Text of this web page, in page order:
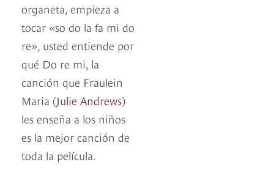
organeta, empieza a
tocar «so do la fa mi do
re», usted entiende por
qué Do re mi, la
canción que Fraulein
Maria (Julie Andrews)
les enseña a los niños
es la mejor canción de
toda la película.